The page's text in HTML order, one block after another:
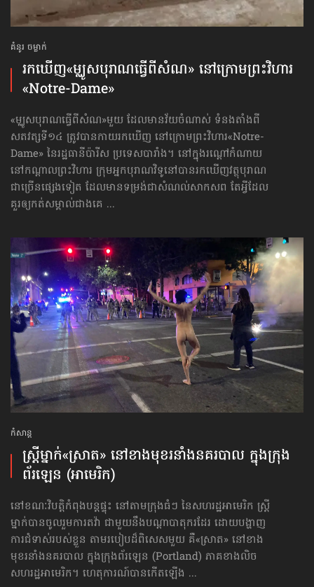
គំនូរ ចម្លាក់
រកឃើញ​«ម្ឈូសបុរាណ​ធ្វើពី​សំណ» នៅក្រោមព្រះវិហារ​
«Notre-Dame»
«ម្ឈូសបុរាណ​ធ្វើពី​សំណ»មួយ ដែលមានវ័យចំណាស់ ទំនងតាំងពី
សតវត្សទី១៤ ត្រូវបានកាយរកឃើញ នៅក្រោមព្រះវិហារ«Notre-
Dame» នៃរដ្ឋធានីប៉ារីស ប្រទេសបារាំង។ នៅក្នុងរណ្ដៅកំណាយ
នៅកណ្ដាលព្រះវិហារ ក្រុមអ្នកបុរាណវិទូនៅបាន​រកឃើញ​វត្ថុបុរាណ
ជាច្រើនផ្សេងទៀត ដែលមានទម្រង់ជាសំណល់សាកសព តែអ្វីដែល
គួរឲ្យកត់សម្គាល់ជាងគេ ...
កំសាន្ដ
ស្ត្រីម្នាក់​«ស្រាត» នៅខាងមុខ​រនាំង​នគរបាល ក្នុងក្រុង​
ព័រឡេន (អាមេរិក)
នៅខណៈវិបត្តិកំពុងបន្តផ្ទុះ នៅតាមក្រុងធំៗ នៃសហរដ្ឋអាមេរិក ស្ត្រី
ម្នាក់បានចូលរួម​ការតវ៉ា ជាមួយនឹងបណ្ដាបាតុករដែរ ដោយបង្ហាញ​
ការជំទាស់របស់ខ្លួន តាមរបៀបដ៏​ពិសេស​មួយ គឺ«ស្រាត» នៅខាង
មុខ​រនាំង​នគរបាល ក្នុងក្រុងព័រឡេន (Portland) ភាគខាងលិច
សហរដ្ឋអាមេរិក។ ហេតុការណ៍បានកើតឡើង ...